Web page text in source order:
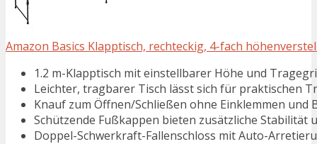
Amazon Basics Klapptisch, rechteckig, 4-fach
1.2 m-Klapptisch mit einstellbarer Höhe und
Leichter, tragbarer Tisch lässt sich für praktischen
Knauf zum Öffnen/Schließen ohne Einklemmen
Schützende Fußkappen bieten zusätzliche Stabilität
Doppel-Schwerkraft-Fallenschloss mit Auto-